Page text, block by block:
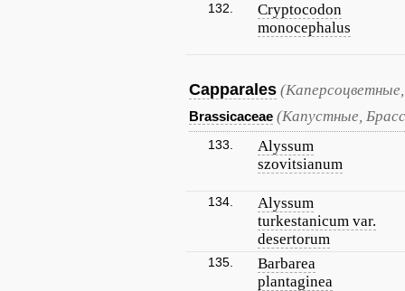
132.
Cryptocodon
monocephalus
Capparales
Brassicaceae (Капустные,
133.
Alyssum
szovitsianum
134.
Alyssum
turkestanicum var.
desertorum
135.
Barbarea
plantaginea